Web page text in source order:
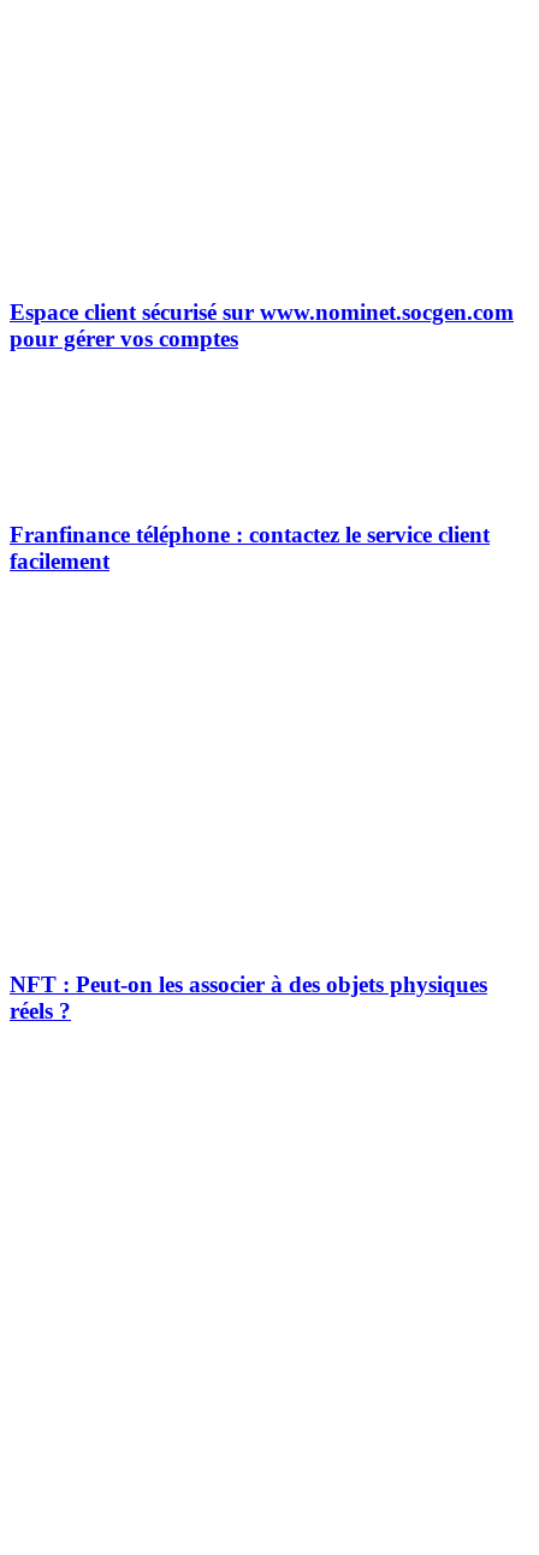
Espace client sécurisé sur www.nominet.socgen.com
pour gérer vos comptes
Franfinance téléphone : contactez le service client
facilement
NFT : Peut-on les associer à des objets physiques
réels ?